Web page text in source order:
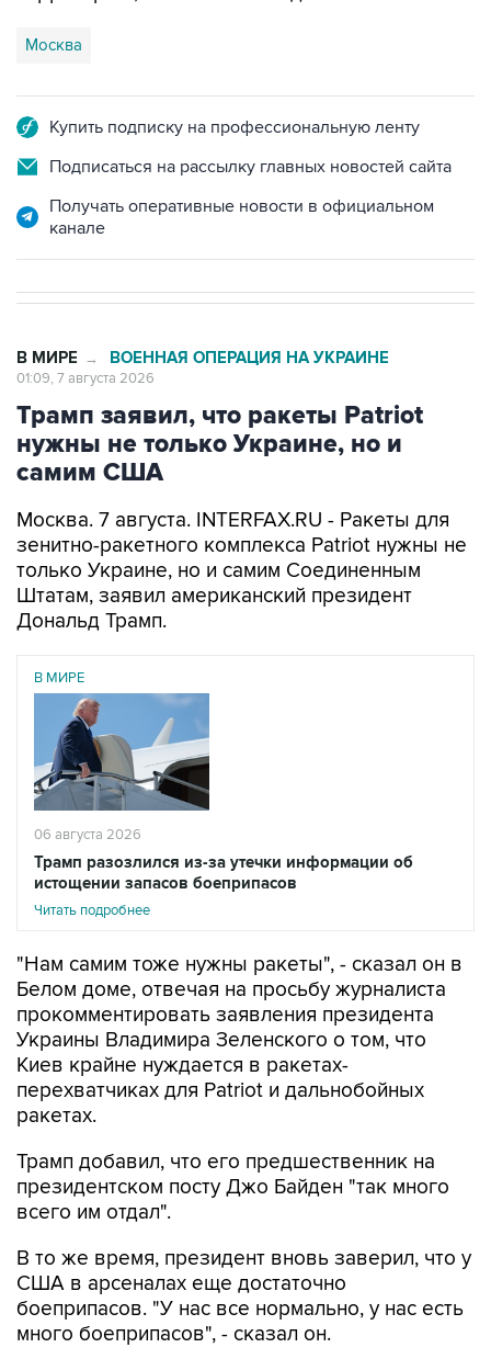
Москва
Купить подписку на профессиональную ленту
Подписаться на рассылку главных новостей сайта
Получать оперативные новости в официальном
канале
В МИРЕ → ВОЕННАЯ ОПЕРАЦИЯ НА УКРАИНЕ
01:09, 7 августа 2026
Трамп заявил, что ракеты Patriot
нужны не только Украине, но и
самим США
Москва. 7 августа. INTERFAX.RU - Ракеты для
зенитно-ракетного комплекса Patriot нужны не
только Украине, но и самим Соединенным
Штатам, заявил американский президент
Дональд Трамп.
В МИРЕ
06 августа 2026
Трамп разозлился из-за утечки информации об
истощении запасов боеприпасов
Читать подробнее
"Нам самим тоже нужны ракеты", - сказал он в
Белом доме, отвечая на просьбу журналиста
прокомментировать заявления президента
Украины Владимира Зеленского о том, что
Киев крайне нуждается в ракетах-
перехватчиках для Patriot и дальнобойных
ракетах.
Трамп добавил, что его предшественник на
президентском посту Джо Байден "так много
всего им отдал".
В то же время, президент вновь заверил, что у
США в арсеналах еще достаточно
боеприпасов. "У нас все нормально, у нас есть
много боеприпасов", - сказал он.